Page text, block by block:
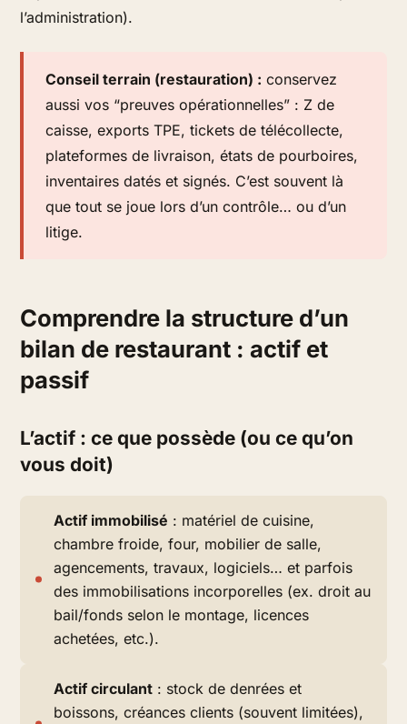
l’administration).
Conseil terrain (restauration) : conservez
aussi vos “preuves opérationnelles” : Z de
caisse, exports TPE, tickets de télécollecte,
plateformes de livraison, états de pourboires,
inventaires datés et signés. C’est souvent là
que tout se joue lors d’un contrôle… ou d’un
litige.
Comprendre la structure d’un
bilan de restaurant : actif et
passif
L’actif : ce que possède (ou ce qu’on
vous doit)
Actif immobilisé : matériel de cuisine,
chambre froide, four, mobilier de salle,
agencements, travaux, logiciels… et parfois
des immobilisations incorporelles (ex. droit au
bail/fonds selon le montage, licences
achetées, etc.).
Actif circulant : stock de denrées et
boissons, créances clients (souvent limitées),